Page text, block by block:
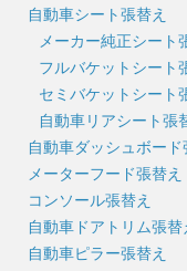
自動車シート張替え
メーカー純正シート
フルバケットシート
セミバケットシート
自動車リアシート張
自動車ダッシュボード
メーターフード張替え
コンソール張替え
自動車ドアトリム張替
自動車ピラー張替え